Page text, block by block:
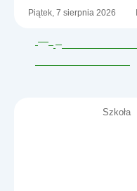
Piątek, 7 sierpnia 2026
Szkoła